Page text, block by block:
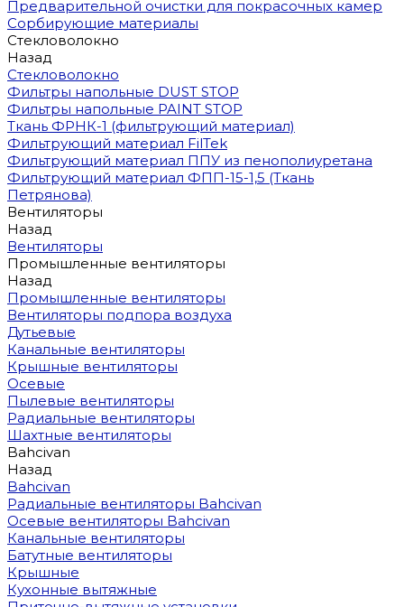
Предварительной очистки для покрасочных камер
Сорбирующие материалы
Стекловолокно
Назад
Стекловолокно
Фильтры напольные DUST STOP
Фильтры напольные PAINT STOP
Ткань ФРНК-1 (фильтрующий материал)
Фильтрующий материал FilTek
Фильтрующий материал ППУ из пенополиуретана
Фильтрующий материал ФПП-15-1,5 (Ткань
Петрянова)
Вентиляторы
Назад
Вентиляторы
Промышленные вентиляторы
Назад
Промышленные вентиляторы
Вентиляторы подпора воздуха
Дутьевые
Канальные вентиляторы
Крышные вентиляторы
Осевые
Пылевые вентиляторы
Радиальные вентиляторы
Шахтные вентиляторы
Bahcivan
Назад
Bahcivan
Радиальные вентиляторы Bahcivan
Осевые вентиляторы Bahcivan
Канальные вентиляторы
Батутные вентиляторы
Крышные
Кухонные вытяжные